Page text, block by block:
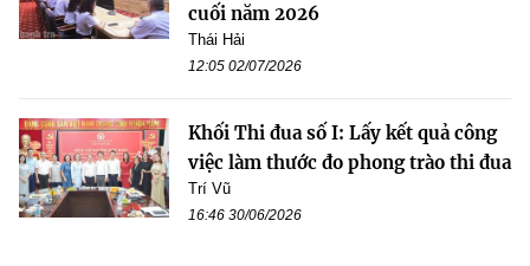
cuối năm 2026
Thái Hải
12:05 02/07/2026
Khối Thi đua số I: Lấy kết quả công
việc làm thước đo phong trào thi đua
Trí Vũ
16:46 30/06/2026